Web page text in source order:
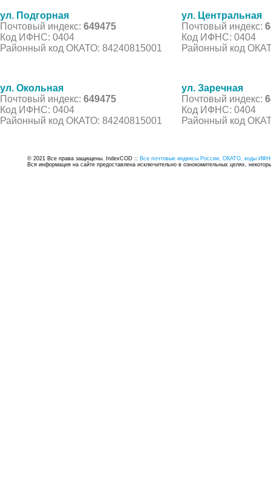
ул. Подгорная
Почтовый индекс: 649475
Код ИФНС: 0404
Районный код ОКАТО: 84240815001
ул. Центральная
Почтовый индекс:
Код ИФНС: 0404
Районный код
ул. Окольная
Почтовый индекс: 649475
Код ИФНС: 0404
Районный код ОКАТО: 84240815001
ул. Заречная
Почтовый индекс:
Код ИФНС: 0404
Районный код
© 2021 Все права защищены. IndexCOD :: Все почтовые индексы России, ОКАТО, коды
Вся информация на сайте предоставлена исключительно в ознокомительных целях,